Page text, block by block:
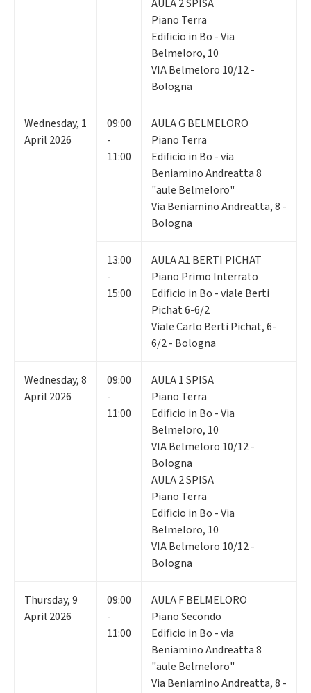
AULA 2 SPISA
Piano Terra
Edificio in Bo - Via
Belmeloro, 10
VIA Belmeloro 10/12 -
Bologna
Wednesday, 1
April 2026
09:00
-
11:00
AULA G BELMELORO
Piano Terra
Edificio in Bo - via
Beniamino Andreatta 8
"aule Belmeloro"
Via Beniamino Andreatta, 8 -
Bologna
13:00
-
15:00
AULA A1 BERTI PICHAT
Piano Primo Interrato
Edificio in Bo - viale Berti
Pichat 6-6/2
Viale Carlo Berti Pichat, 6-
6/2 - Bologna
Wednesday,8
April 2026
09:00
-
11:00
AULA 1 SPISA
Piano Terra
Edificio in Bo - Via
Belmeloro, 10
VIA Belmeloro 10/12 -
Bologna
AULA 2 SPISA
Piano Terra
Edificio in Bo - Via
Belmeloro, 10
VIA Belmeloro 10/12 -
Bologna
Thursday,9
April 2026
09:00
-
11:00
AULA F BELMELORO
Piano Secondo
Edificio in Bo - via
Beniamino Andreatta 8
"aule Belmeloro"
Via Beniamino Andreatta, 8 -